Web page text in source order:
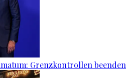
Grenzkontrollen beenden